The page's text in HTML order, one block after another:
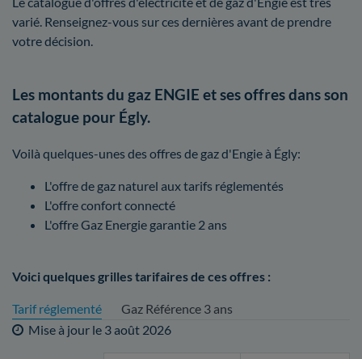
varié. Renseignez-vous sur ces dernières avant de prendre
votre décision.
Les montants du gaz ENGIE et ses offres dans son
catalogue pour Égly.
Voilà quelques-unes des offres de gaz d'Engie à Égly:
L'offre de gaz naturel aux tarifs réglementés
L'offre confort connecté
L'offre Gaz Energie garantie 2 ans
Voici quelques grilles tarifaires de ces offres :
Tarif réglementé
Gaz Référence 3 ans
Mise à jour le 3 août 2026